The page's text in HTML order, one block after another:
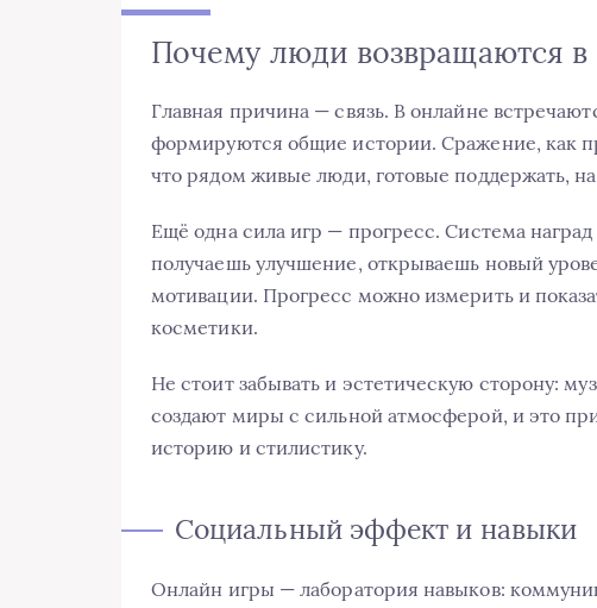
Почему люди возвращаются
Главная причина — связь. В онлайне
формируются общие истории. Сражение, как
что рядом живые люди, готовые поддержать,
Ещё одна сила игр — прогресс. Система наград
получаешь улучшение, открываешь новый
мотивации. Прогресс можно измерить и
косметики.
Не стоит забывать и эстетическую сторону:
создают миры с сильной атмосферой, и это
историю и стилистику.
Социальный эффект и навыки
Онлайн игры — лаборатория навыков: